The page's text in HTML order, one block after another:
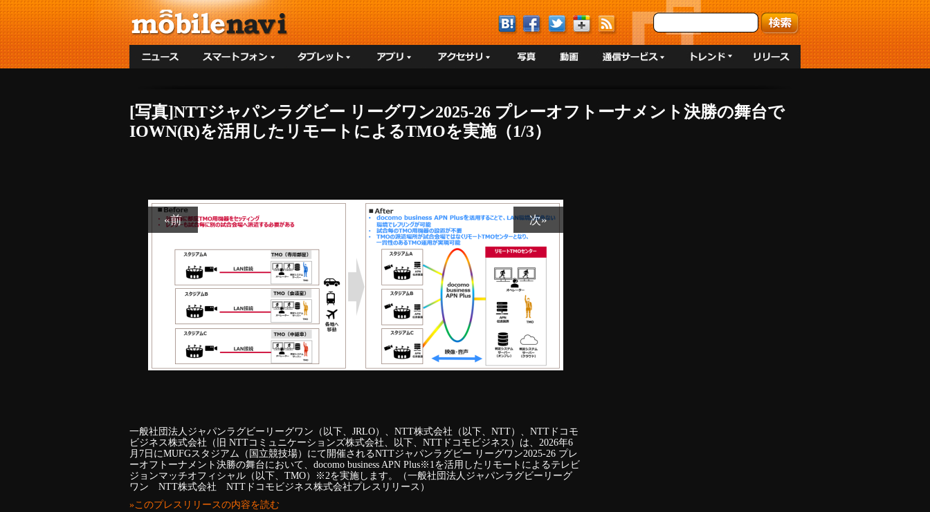
[写真]NTTジャパンラグビー リーグワン2025-26 プレーオフトーナメント決勝の舞台で
IOWN(R)を活用したリモートによるTMOを実施（1/3）
«前 次»
一般社団法人ジャパンラグビーリーグワン（以下、JRLO）、NTT株式会社（以下、NTT）、NTTドコモ
ビジネス株式会社（旧 NTTコミュニケーションズ株式会社、以下、NTTドコモビジネス）は、2026年6
月7日にMUFGスタジアム（国立競技場）にて開催されるNTTジャパンラグビー リーグワン2025-26 プレ
ーオフトーナメント決勝の舞台において、docomo business APN Plus※1を活用したリモートによるテレビ
ジョンマッチオフィシャル（以下、TMO）※2を実施します。（一般社団法人ジャパンラグビーリーグ
ワン NTT株式会社 NTTドコモビジネス株式会社プレスリリース）
»このプレスリリースの内容を読む